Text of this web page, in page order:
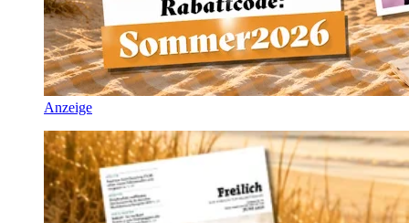
Anzeige